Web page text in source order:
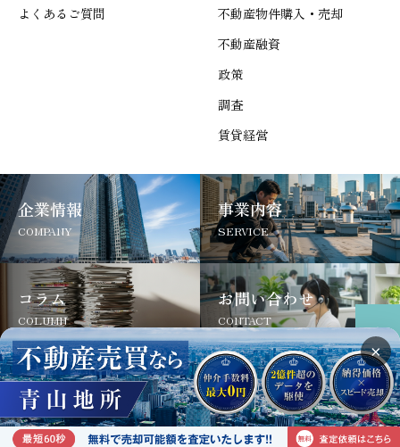
よくあるご質問
不動産物件購入・売却
不動産融資
政策
調査
賃貸経営
企業情報
COMPANY
事業内容
SERVICE
コラム
COLUMN
お問い合わせ
CONTACT
サイトについて よくあるご質問 お問い合わせ
Copyright © 2025 Aoyama Jisho Inc.
×